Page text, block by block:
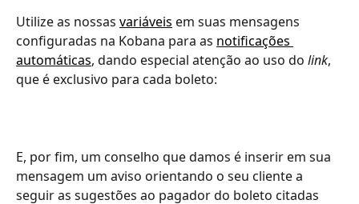
Utilize as nossas variáveis em suas mensagens
configuradas na Kobana para as notificações
automáticas, dando especial atenção ao uso do link,
que é exclusivo para cada boleto:
E, por fim, um conselho que damos é inserir em sua
mensagem um aviso orientando o seu cliente a
seguir as sugestões ao pagador do boleto citadas